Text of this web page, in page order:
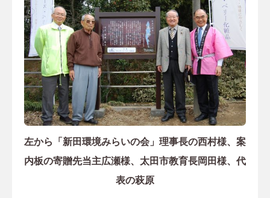
左から「新田環境みらいの会」理事長の西村様、案
内板の寄贈先当主広瀬様、太田市教育長岡田様、代
表の萩原